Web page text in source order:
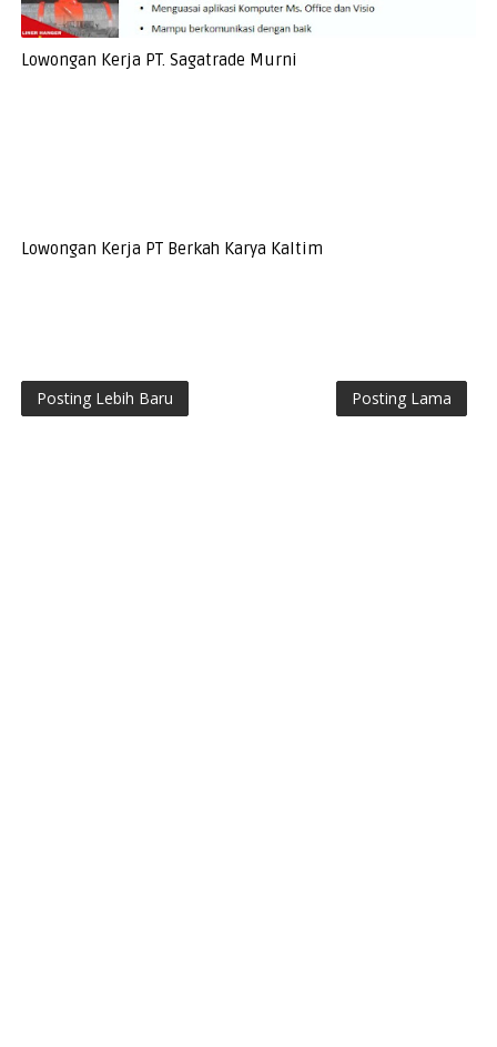
Lowongan Kerja PT. Sagatrade Murni
Lowongan Kerja PT Berkah Karya Kaltim
Posting Lebih Baru Posting Lama